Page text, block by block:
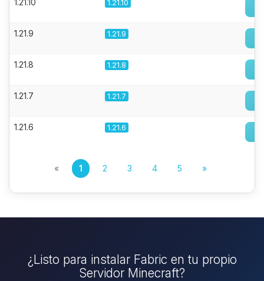
1.21.10 1.21.10
1.21.9 1.21.9
1.21.8 1.21.8
1.21.7 1.21.7
1.21.6 1.21.6
« 1 2 3 4 5 »
¿Listo para instalar Fabric en tu propio
Servidor Minecraft?